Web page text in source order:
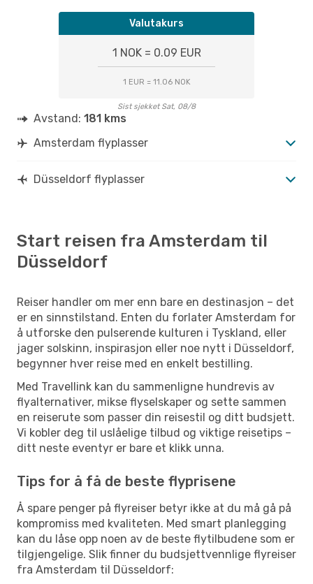
Valutakurs
1 NOK = 0.09 EUR
1 EUR = 11.06 NOK
Sist sjekket Sat, 08/8
Avstand: 181 kms
Amsterdam flyplasser
Düsseldorf flyplasser
Start reisen fra Amsterdam til
Düsseldorf
Reiser handler om mer enn bare en destinasjon – det
er en sinnstilstand. Enten du forlater Amsterdam for
å utforske den pulserende kulturen i Tyskland, eller
jager solskinn, inspirasjon eller noe nytt i Düsseldorf,
begynner hver reise med en enkelt bestilling.
Med Travellink kan du sammenligne hundrevis av
flyalternativer, mikse flyselskaper og sette sammen
en reiserute som passer din reisestil og ditt budsjett.
Vi kobler deg til uslåelige tilbud og viktige reisetips –
ditt neste eventyr er bare et klikk unna.
Tips for å få de beste flyprisene
Å spare penger på flyreiser betyr ikke at du må gå på
kompromiss med kvaliteten. Med smart planlegging
kan du låse opp noen av de beste flytilbudene som er
tilgjengelige. Slik finner du budsjettvennlige flyreiser
fra Amsterdam til Düsseldorf: